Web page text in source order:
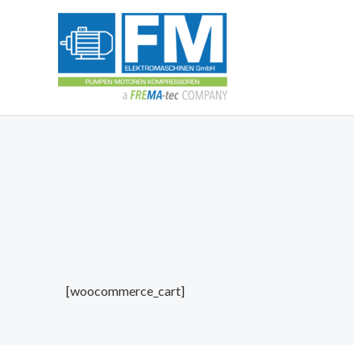
[woocommerce_cart]